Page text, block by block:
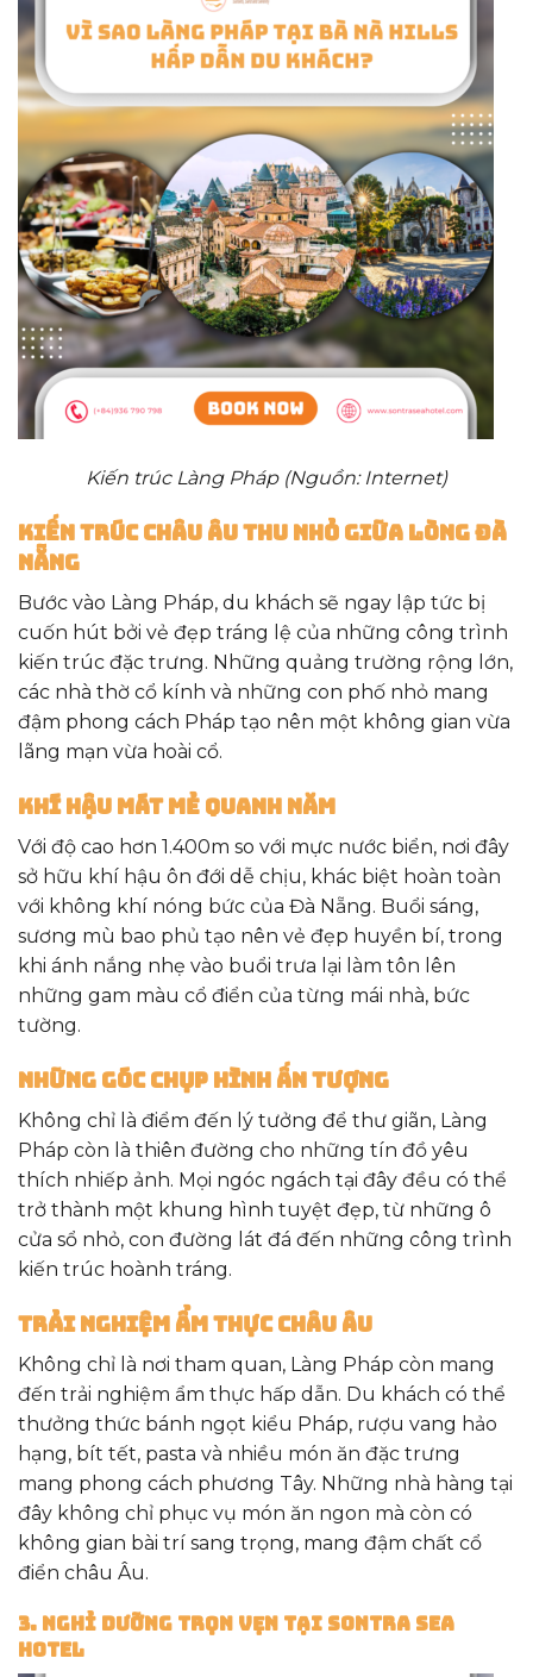
Kiến trúc Làng Pháp (Nguồn: Internet)
Kiến trúc châu Âu thu nhỏ giữa lòng Đà
Nẵng
Bước vào Làng Pháp, du khách sẽ ngay lập tức bị
cuốn hút bởi vẻ đẹp tráng lệ của những công trình
kiến trúc đặc trưng. Những quảng trường rộng lớn,
các nhà thờ cổ kính và những con phố nhỏ mang
đậm phong cách Pháp tạo nên một không gian vừa
lãng mạn vừa hoài cổ.
Khí hậu mát mẻ quanh năm
Với độ cao hơn 1.400m so với mực nước biển, nơi đây
sở hữu khí hậu ôn đới dễ chịu, khác biệt hoàn toàn
với không khí nóng bức của Đà Nẵng. Buổi sáng,
sương mù bao phủ tạo nên vẻ đẹp huyền bí, trong
khi ánh nắng nhẹ vào buổi trưa lại làm tôn lên
những gam màu cổ điển của từng mái nhà, bức
tường.
Những góc chụp hình ấn tượng
Không chỉ là điểm đến lý tưởng để thư giãn, Làng
Pháp còn là thiên đường cho những tín đồ yêu
thích nhiếp ảnh. Mọi ngóc ngách tại đây đều có thể
trở thành một khung hình tuyệt đẹp, từ những ô
cửa sổ nhỏ, con đường lát đá đến những công trình
kiến trúc hoành tráng.
Trải nghiệm ẩm thực châu Âu
Không chỉ là nơi tham quan, Làng Pháp còn mang
đến trải nghiệm ẩm thực hấp dẫn. Du khách có thể
thưởng thức bánh ngọt kiểu Pháp, rượu vang hảo
hạng, bít tết, pasta và nhiều món ăn đặc trưng
mang phong cách phương Tây. Những nhà hàng tại
đây không chỉ phục vụ món ăn ngon mà còn có
không gian bài trí sang trọng, mang đậm chất cổ
điển châu Âu.
3. Nghỉ Dưỡng Trọn Vẹn Tại Sontra Sea
Hotel